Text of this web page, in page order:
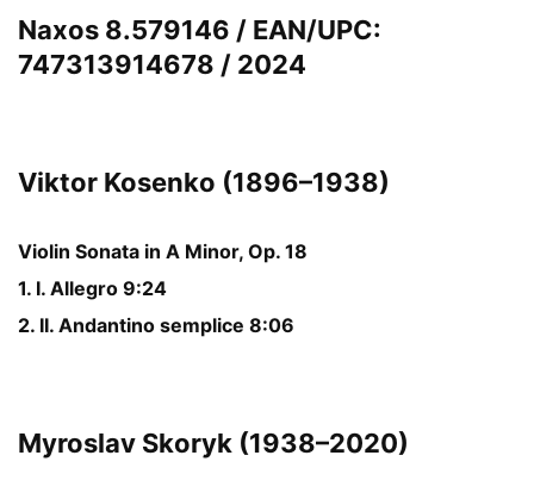
Naxos 8.579146 / EAN/UPC:
747313914678 / 2024
Viktor Kosenko (1896–1938)
Violin Sonata in A Minor, Op. 18
1. I. Allegro 9:24
2. II. Andantino semplice 8:06
Myroslav Skoryk (1938–2020)